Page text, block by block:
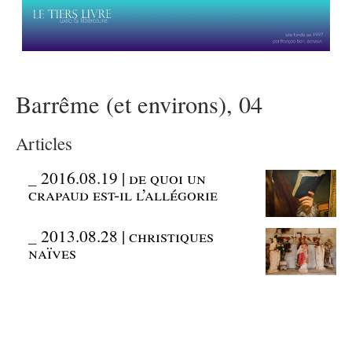
Barrême (et environs), 04
Articles
_2016.08.19 | de quoi un
crapaud est-il l’allégorie
_2013.08.28 | christiques
naïves